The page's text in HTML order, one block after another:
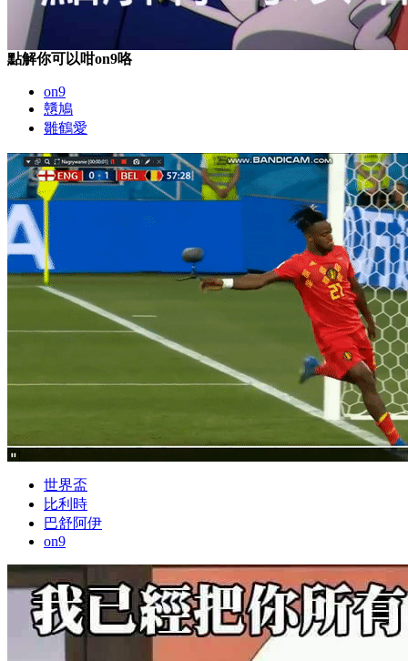
點解你可以咁on9咯
on9
戇鳩
雛鶴愛
世界盃
比利時
巴舒阿伊
on9